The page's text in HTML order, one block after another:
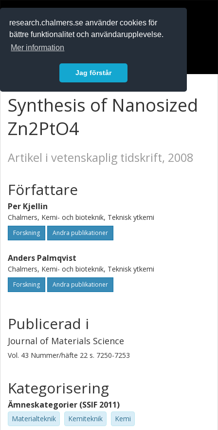
research.chalmers.se använder cookies för
bättre funktionalitet och användarupplevelse.
Mer information
Jag förstår
Synthesis of Nanosized
Zn2PtO4
Artikel i vetenskaplig tidskrift, 2008
Författare
Per Kjellin
Chalmers, Kemi- och bioteknik, Teknisk ytkemi
Forskning Andra publikationer
Anders Palmqvist
Chalmers, Kemi- och bioteknik, Teknisk ytkemi
Forskning Andra publikationer
Publicerad i
Journal of Materials Science
Vol. 43 Nummer/häfte 22 s. 7250-7253
Kategorisering
Ämneskategorier (SSIF 2011)
Materialteknik Kemiteknik Kemi